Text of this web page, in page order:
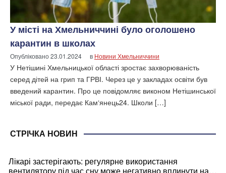
У місті на Хмельниччині було оголошено
карантин в школах
Опубліковано23.01.2024 в Новини Хмельниччини
У Нетішині Хмельницької області зростає захворюваність
серед дітей на грип та ГРВІ. Через це у закладах освіти був
введений карантин. Про це повідомляє виконом Нетішинської
міської ради, передає Кам‘янець24. Школи […]
СТРІЧКА НОВИН
Лікарі застерігають: регулярне використання